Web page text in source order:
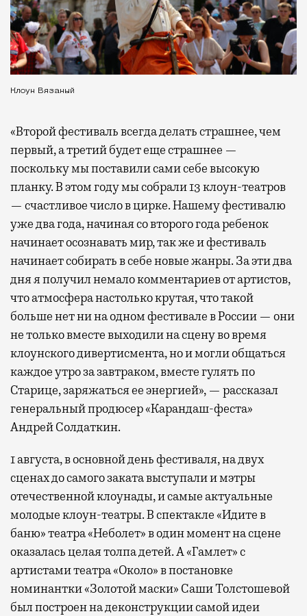
Клоун Вязаный
«Второй фестиваль всегда делать страшнее, чем
первый, а третий будет еще страшнее —
поскольку мы поставили сами себе высокую
планку. В этом году мы собрали 13 клоун-театров
— счастливое число в цирке. Нашему фестивалю
уже два года, начиная со второго года ребенок
начинает осознавать мир, так же и фестиваль
начинает собирать в себе новые жанры. За эти два
дня я получил немало комментариев от артистов,
что атмосфера настолько крутая, что такой
больше нет ни на одном фестивале в России — они
не только вместе выходили на сцену во время
клоунского дивертисмента, но и могли общаться
каждое утро за завтраком, вместе гулять по
Старице, заряжаться ее энергией», — рассказал
генеральный продюсер «Карандаш-феста»
Андрей Солдаткин.
1 августа, в основной день фестиваля, на двух
сценах до самого заката выступали и мэтры
отечественной клоунады, и самые актуальные
молодые клоун-театры. В спектакле «Идите в
баню» театра «Неболет» в один момент на сцене
оказалась целая толпа детей. А «Гамлет» с
артистами театра «Около» в постановке
номинантки «Золотой маски» Саши Толстошевой
был построен на деконструкции самой идеи